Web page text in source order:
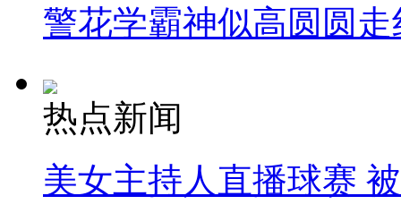
警花学霸神似高圆圆走
热点新闻
美女主持人直播球赛